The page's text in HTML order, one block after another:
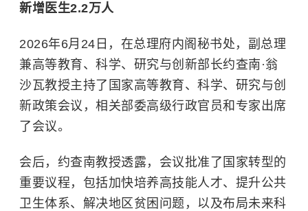
新增医生2.2万人
2026年6月24日，在总理府内阁秘书处，副总理
兼高等教育、科学、研究与创新部长约查南·翁
沙瓦教授主持了国家高等教育、科学、研究与创
新政策会议，相关部委高级行政官员和专家出席
了会议。
会后，约查南教授透露，会议批准了国家转型的
重要议程，包括加快培养高技能人才、提升公共
卫生体系、解决地区贫困问题，以及布局未来科